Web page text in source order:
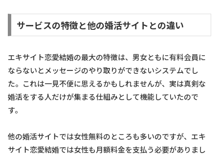
サービスの特徴と他の婚活サイトとの違い
エキサイト恋愛結婚の最大の特徴は、男女ともに有料会員に
ならないとメッセージのやり取りができないシステムでし
た。これは一見不便に思えるかもしれませんが、実は真剣な
婚活をする人だけが集まる仕組みとして機能していたので
す。
他の婚活サイトでは女性無料のところも多いのですが、エキ
サイト恋愛結婚では女性も月額料金を支払う必要がありまし